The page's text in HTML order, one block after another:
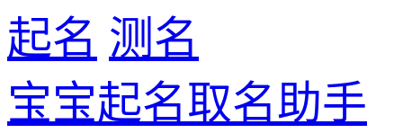
起名 测名
宝宝起名取名助手